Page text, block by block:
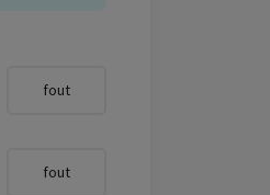
fout
fout